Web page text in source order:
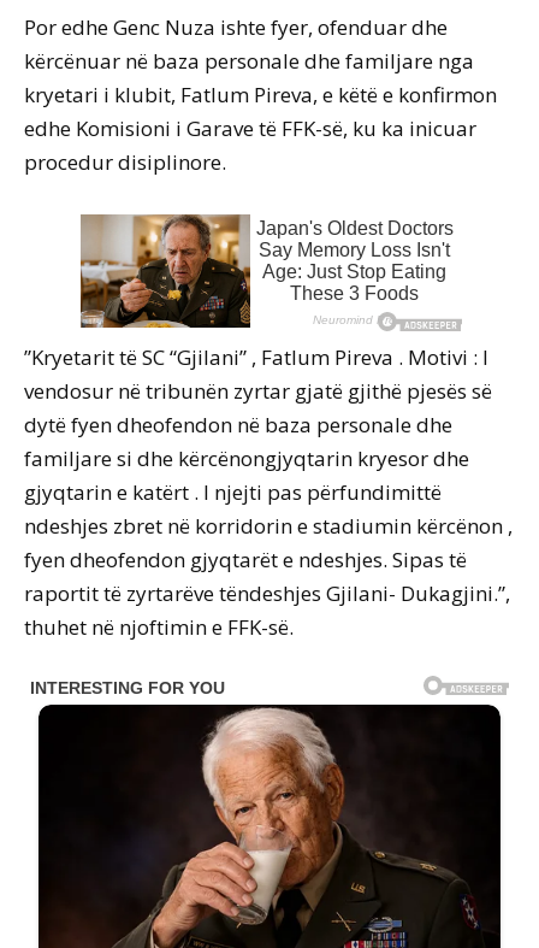
Por edhe Genc Nuza ishte fyer, ofenduar dhe
kërcënuar në baza personale dhe familjare nga
kryetari i klubit, Fatlum Pireva, e këtë e konfirmon
edhe Komisioni i Garave të FFK-së, ku ka inicuar
procedur disiplinore.
”Kryetarit të SC “Gjilani” , Fatlum Pireva . Motivi : I
vendosur në tribunën zyrtar gjatë gjithë pjesës së
dytë fyen dheofendon në baza personale dhe
familjare si dhe kërcënongjyqtarin kryesor dhe
gjyqtarin e katërt . I njejti pas përfundimittë
ndeshjes zbret në korridorin e stadiumin kërcënon ,
fyen dheofendon gjyqtarët e ndeshjes. Sipas të
raportit të zyrtarëve tëndeshjes Gjilani- Dukagjini.”,
thuhet në njoftimin e FFK-së.